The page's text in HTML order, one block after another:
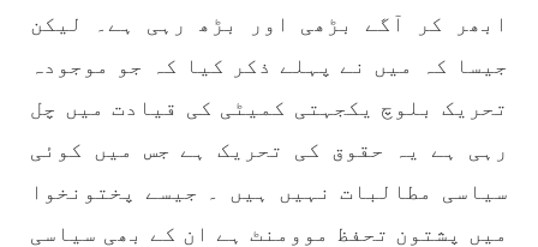
ابھر کر آگے بڑھی اور بڑھ رہی ہے۔ لیکن
جیسا کہ میں نے پہلے ذکر کیا کہ جو موجودہ
تحریک بلوچ یکجہتی کمیٹی کی قیادت میں چل
رہی ہے یہ حقوق کی تحریک ہے جس میں کوئی
سیاسی مطالبات نہیں ہیں ۔ جیسے پختونخوا
میں پشتون تحفظ موومنٹ ہے ان کے بھی سیاسی